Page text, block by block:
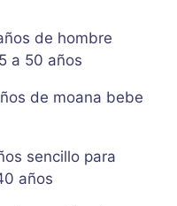
de hombre
a 50 años
de moana bebe
sencillo para
años